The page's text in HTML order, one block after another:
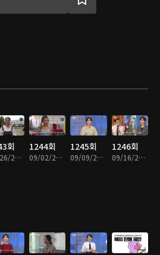
회
08/26/2023 • 59분
1244회
09/02/2023 • 59분
1245회
09/09/2023 • 59분
1246회
09/16/2023 • 59분